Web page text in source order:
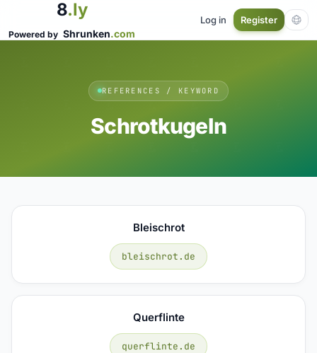
8.ly
Powered by Shrunken.com
Log in Register
REFERENCES / KEYWORD
Schrotkugeln
Bleischrot
bleischrot.de
Querflinte
querflinte.de